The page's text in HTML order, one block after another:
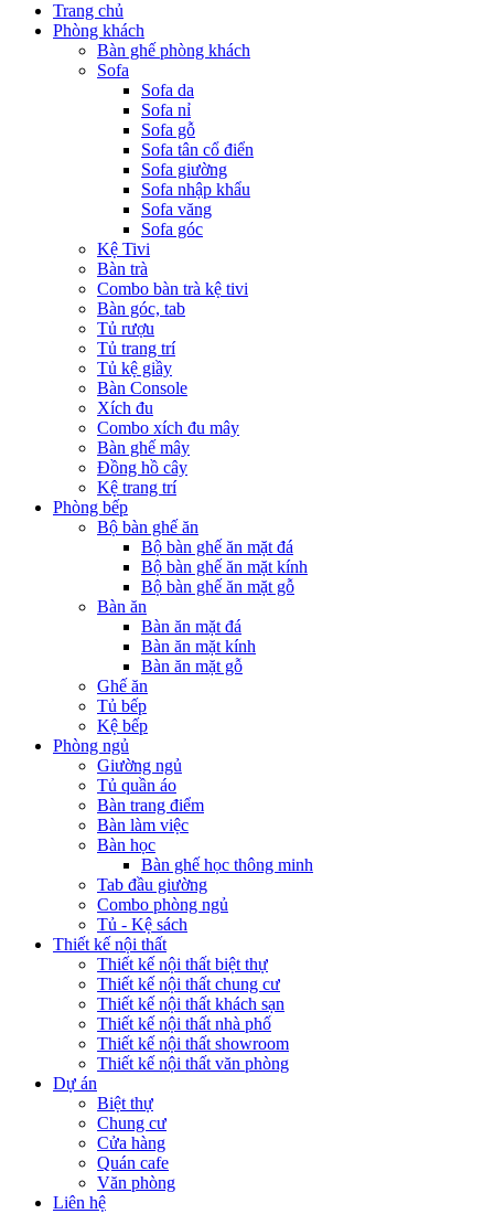
Trang chủ
Phòng khách
Bàn ghế phòng khách
Sofa
Sofa da
Sofa nỉ
Sofa gỗ
Sofa tân cổ điển
Sofa giường
Sofa nhập khẩu
Sofa văng
Sofa góc
Kệ Tivi
Bàn trà
Combo bàn trà kệ tivi
Bàn góc, tab
Tủ rượu
Tủ trang trí
Tủ kệ giầy
Bàn Console
Xích đu
Combo xích đu mây
Bàn ghế mây
Đồng hồ cây
Kệ trang trí
Phòng bếp
Bộ bàn ghế ăn
Bộ bàn ghế ăn mặt đá
Bộ bàn ghế ăn mặt kính
Bộ bàn ghế ăn mặt gỗ
Bàn ăn
Bàn ăn mặt đá
Bàn ăn mặt kính
Bàn ăn mặt gỗ
Ghế ăn
Tủ bếp
Kệ bếp
Phòng ngủ
Giường ngủ
Tủ quần áo
Bàn trang điểm
Bàn làm việc
Bàn học
Bàn ghế học thông minh
Tab đầu giường
Combo phòng ngủ
Tủ - Kệ sách
Thiết kế nội thất
Thiết kế nội thất biệt thự
Thiết kế nội thất chung cư
Thiết kế nội thất khách sạn
Thiết kế nội thất nhà phố
Thiết kế nội thất showroom
Thiết kế nội thất văn phòng
Dự án
Biệt thự
Chung cư
Cửa hàng
Quán cafe
Văn phòng
Liên hệ